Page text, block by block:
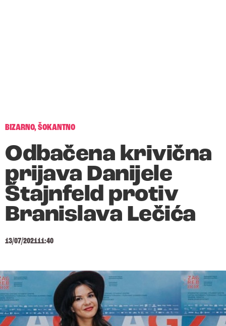
BIZARNO,ŠOKANTNO
Odbačena krivična
prijava Danijele
Štajnfeld protiv
Branislava Lečića
13/07/202111:40